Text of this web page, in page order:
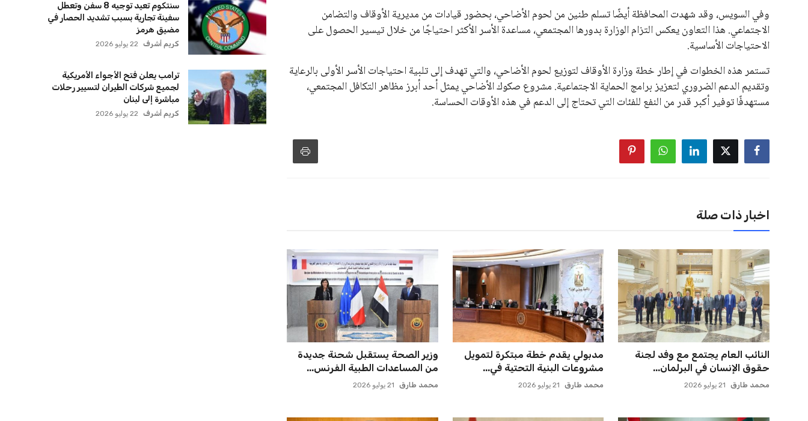
وفي السويس، وقد شهدت المحافظة أيضًا تسلم طنين من لحوم الأضاحي، بحضور قيادات من مديرية الأوقاف والتضامن
الاجتماعي. هذا التعاون يعكس التزام الوزارة بدورها المجتمعي، مساعدة الأسر الأكثر احتياجًا من خلال تيسير الحصول على
الاحتياجات الأساسية.
تستمر هذه الخطوات في إطار خطة وزارة الأوقاف لتوزيع لحوم الأضاحي، والتي تهدف إلى تلبية احتياجات الأسر الأولى بالرعاية
وتقديم الدعم الضروري لتعزيز برامج الحماية الاجتماعية. مشروع صكوك الأضاحي يمثل أحد أبرز مظاهر التكافل المجتمعي،
مستهدفًا توفير أكبر قدر من النفع للفئات التي تحتاج إلى الدعم في هذه الأوقات الحساسة.
اخبار ذات صلة
النائب العام يجتمع مع وفد لجنة
حقوق الإنسان في البرلمان...
محمد طارق 21 يوليو 2026
مدبولي يقدم خطة مبتكرة لتمويل
مشروعات البنية التحتية في...
محمد طارق 21 يوليو 2026
وزير الصحة يستقبل شحنة جديدة
من المساعدات الطبية الفرنس...
محمد طارق 21 يوليو 2026
سنتكوم تعيد توجيه 8 سفن وتعطل
سفينة تجارية بسبب تشديد الحصار في
مضيق هرمز
كريم أشرف 22 يوليو 2026
ترامب يعلن فتح الأجواء الأمريكية
لجميع شركات الطيران لتسيير رحلات
مباشرة إلى لبنان
كريم أشرف 22 يوليو 2026